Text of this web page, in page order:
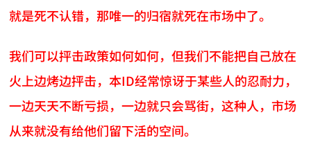
就是死不认错，那唯一的归宿就死在市场中了。
我们可以抨击政策如何如何，但我们不能把自己放在
火上边烤边抨击，本ID经常惊讶于某些人的忍耐力，
一边天天不断亏损，一边就只会骂街，这种人，市场
从来就没有给他们留下活的空间。